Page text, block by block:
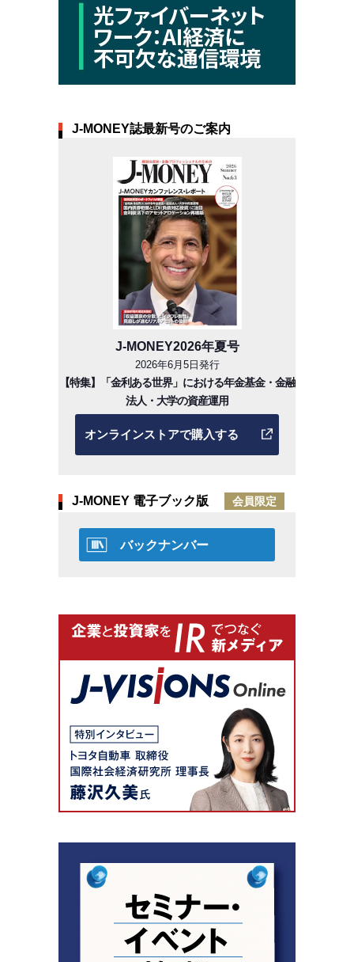
J-MONEY誌最新号のご案内
J-MONEY2026年夏号
2026年6月5日発行
【特集】「金利ある世界」における年金基金・金融
法人・大学の資産運用
オンラインストアで購入する
J-MONEY 電子ブック版 会員限定
バックナンバー